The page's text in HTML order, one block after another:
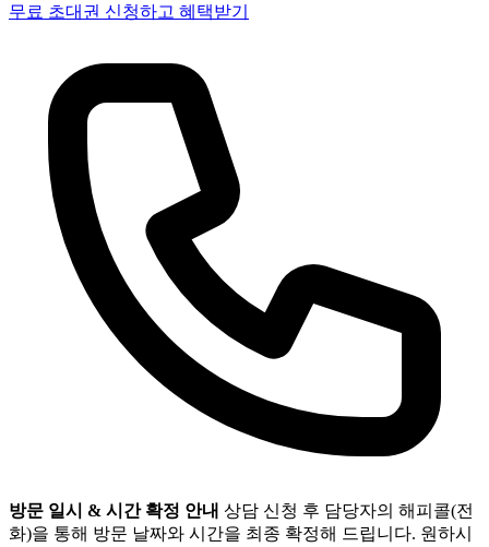
무료 초대권 신청하고 혜택받기
방문 일시 & 시간 확정 안내 상담 신청 후 담당자의 해피콜(전
화)을 통해 방문 날짜와 시간을 최종 확정해 드립니다. 원하시